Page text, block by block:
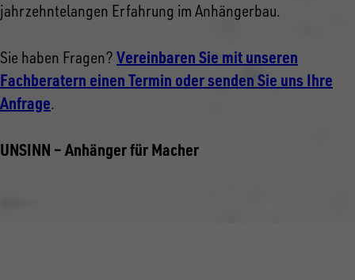
jahrzehntelangen Erfahrung im Anhängerbau.
Sie haben Fragen? Vereinbaren Sie mit unseren
Fachberatern einen Termin oder senden Sie uns Ihre
Anfrage.
UNSINN – Anhänger für Macher